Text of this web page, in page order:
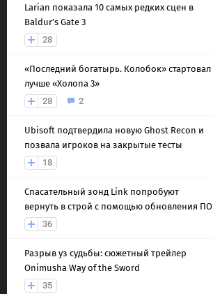
Larian показала 10 самых редких сцен в
Baldur’s Gate 3
28
«Последний богатырь. Колобок» стартовал
лучше «Холопа 3»
28
2
Ubisoft подтвердила новую Ghost Recon и
позвала игроков на закрытые тесты
18
Спасательный зонд Link попробуют
вернуть в строй с помощью обновления ПО
36
Разрыв уз судьбы: сюжетный трейлер
Onimusha Way of the Sword
35